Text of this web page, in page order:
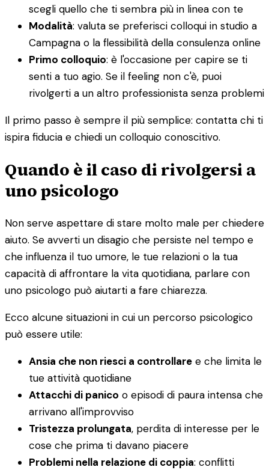
scegli quello che ti sembra più in linea con te
Modalità: valuta se preferisci colloqui in studio a
Campagna o la flessibilità della consulenza online
Primo colloquio: è l'occasione per capire se ti
senti a tuo agio. Se il feeling non c'è, puoi
rivolgerti a un altro professionista senza problemi
Il primo passo è sempre il più semplice: contatta chi ti
ispira fiducia e chiedi un colloquio conoscitivo.
Quando è il caso di rivolgersi a
uno psicologo
Non serve aspettare di stare molto male per chiedere
aiuto. Se avverti un disagio che persiste nel tempo e
che influenza il tuo umore, le tue relazioni o la tua
capacità di affrontare la vita quotidiana, parlare con
uno psicologo può aiutarti a fare chiarezza.
Ecco alcune situazioni in cui un percorso psicologico
può essere utile:
Ansia che non riesci a controllare e che limita le
tue attività quotidiane
Attacchi di panico o episodi di paura intensa che
arrivano all'improvviso
Tristezza prolungata, perdita di interesse per le
cose che prima ti davano piacere
Problemi nella relazione di coppia: conflitti